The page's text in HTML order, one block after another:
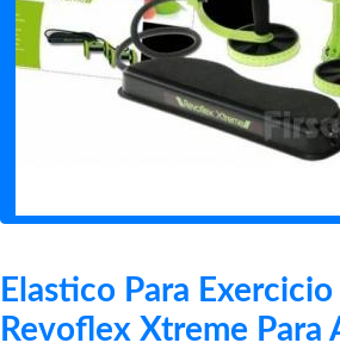
Elastico Para
Revoflex Xtreme Para